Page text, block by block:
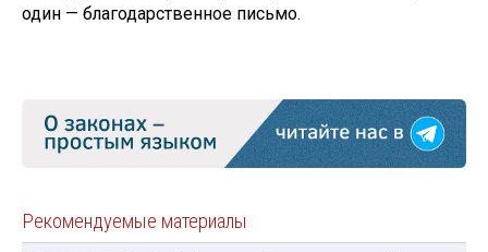
один — благодарственное письмо.
Рекомендуемые материалы